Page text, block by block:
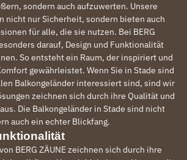
sondern auch aufzuwerten. Unsere
nicht nur Sicherheit, sondern bieten auch
für alle, die sie nutzen. Bei BERG
darauf, Design und Funktionalität
So entsteht ein Raum, der inspiriert und
gewährleistet. Wenn Sie in Stade sind
Balkongeländer interessiert sind, sind wir
zeichnen sich durch ihre Qualität und
Die Balkongeländer in Stade sind nicht
auch ein echter Blickfang.
BERG ZÄUNE zeichnen sich durch ihre